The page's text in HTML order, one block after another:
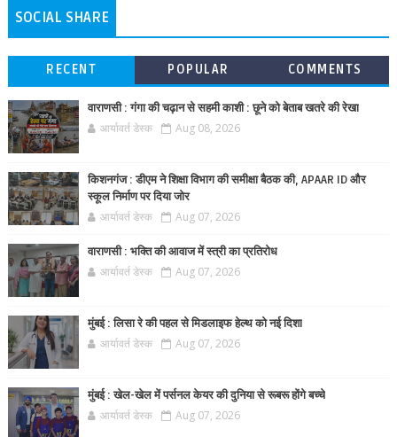
SOCIAL SHARE
RECENT POPULAR COMMENTS
वाराणसी : गंगा की चढ़ान से सहमी काशी : छूने को बेताब खतरे की रेखा
आर्यावर्त डेस्क Aug 08, 2026
किशनगंज : डीएम ने शिक्षा विभाग की समीक्षा बैठक की, APAAR ID और
स्कूल निर्माण पर दिया जोर
आर्यावर्त डेस्क Aug 07, 2026
वाराणसी : भक्ति की आवाज में स्त्री का प्रतिरोध
आर्यावर्त डेस्क Aug 07, 2026
मुंबई : लिसा रे की पहल से मिडलाइफ हेल्थ को नई दिशा
आर्यावर्त डेस्क Aug 07, 2026
मुंबई : खेल-खेल में पर्सनल केयर की दुनिया से रूबरू होंगे बच्चे
आर्यावर्त डेस्क Aug 07, 2026